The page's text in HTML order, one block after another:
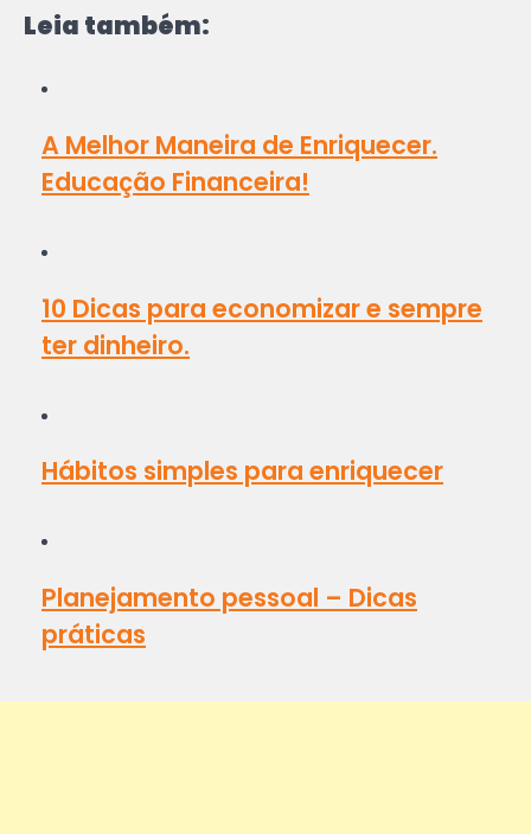
Leia também:
A Melhor Maneira de Enriquecer.
Educação Financeira!
10 Dicas para economizar e sempre
ter dinheiro.
Hábitos simples para enriquecer
Planejamento pessoal – Dicas
práticas